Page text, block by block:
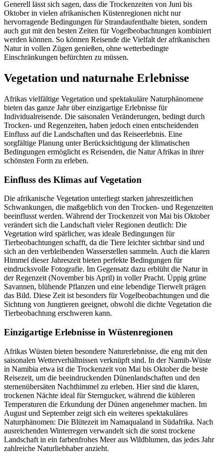
Generell lässt sich sagen, dass die Trockenzeiten von Juni bis
Oktober in vielen afrikanischen Küstenregionen nicht nur
hervorragende Bedingungen für Strandaufenthalte bieten, sondern
auch gut mit den besten Zeiten für Vogelbeobachtungen kombiniert
werden können. So können Reisende die Vielfalt der afrikanischen
Natur in vollen Zügen genießen, ohne wetterbedingte
Einschränkungen befürchten zu müssen.
Vegetation und naturnahe Erlebnisse
Afrikas vielfältige Vegetation und spektakuläre Naturphänomene
bieten das ganze Jahr über einzigartige Erlebnisse für
Individualreisende. Die saisonalen Veränderungen, bedingt durch
Trocken- und Regenzeiten, haben jedoch einen entscheidenden
Einfluss auf die Landschaften und das Reiseerlebnis. Eine
sorgfältige Planung unter Berücksichtigung der klimatischen
Bedingungen ermöglicht es Reisenden, die Natur Afrikas in ihrer
schönsten Form zu erleben.
Einfluss des Klimas auf Vegetation
Die afrikanische Vegetation unterliegt starken jahreszeitlichen
Schwankungen, die maßgeblich von den Trocken- und Regenzeiten
beeinflusst werden. Während der Trockenzeit von Mai bis Oktober
verändert sich die Landschaft vieler Regionen deutlich: Die
Vegetation wird spärlicher, was ideale Bedingungen für
Tierbeobachtungen schafft, da die Tiere leichter sichtbar sind und
sich an den verbleibenden Wasserstellen sammeln. Auch die klaren
Himmel dieser Jahreszeit bieten perfekte Bedingungen für
eindrucksvolle Fotografie. Im Gegensatz dazu erblüht die Natur in
der Regenzeit (November bis April) in voller Pracht. Üppig grüne
Savannen, blühende Pflanzen und eine lebendige Tierwelt prägen
das Bild. Diese Zeit ist besonders für Vogelbeobachtungen und die
Sichtung von Jungtieren geeignet, obwohl die dichte Vegetation die
Tierbeobachtung erschweren kann.
Einzigartige Erlebnisse in Wüstenregionen
Afrikas Wüsten bieten besondere Naturerlebnisse, die eng mit den
saisonalen Wetterverhältnissen verknüpft sind. In der Namib-Wüste
in Namibia etwa ist die Trockenzeit von Mai bis Oktober die beste
Reisezeit, um die beeindruckenden Dünenlandschaften und den
sternenübersäten Nachthimmel zu erleben. Hier sind die klaren,
trockenen Nächte ideal für Sterngucker, während die kühleren
Temperaturen die Erkundung der Dünen angenehmer machen. Im
August und September zeigt sich ein weiteres spektakuläres
Naturphänomen: Die Blütezeit im Namaqualand in Südafrika. Nach
ausreichenden Winterregen verwandelt sich die sonst trockene
Landschaft in ein farbenfrohes Meer aus Wildblumen, das jedes Jahr
zahlreiche Naturliebhaber anzieht.